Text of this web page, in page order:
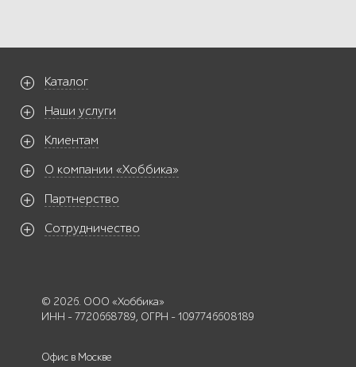
Каталог
Наши услуги
Клиентам
О компании «Хоббика»
Партнерство
Сотрудничество
© 2026. ООО «Хоббика»
ИНН - 7720668789, ОГРН - 1097746608189
Офис в Москве